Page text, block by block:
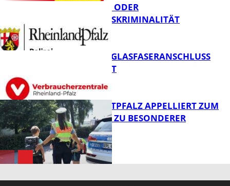
FB News
Polizei
CYBERCRIME ODER
WIRTSCHAFTSKRIMINALITÄT
FB News
WARUM EIN GLASFASERANSCHLUSS
SINNVOLL IST
POLIZEI WESTPFALZ APPELLIERT ZUM
SCHULSTART ZU BESONDERER
VORSICHT